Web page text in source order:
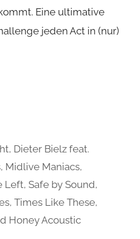
Eine ultimative
jeden Act in (nur)
, Dieter Bielz feat.
, Midlive Maniacs,
Left, Safe by Sound,
, Times Like These,
Honey Acoustic